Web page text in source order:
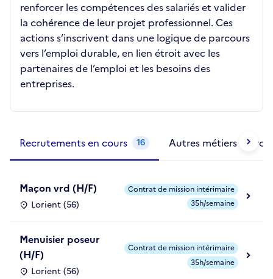
renforcer les compétences des salariés et valider
la cohérence de leur projet professionnel. Ces
actions s’inscrivent dans une logique de parcours
vers l’emploi durable, en lien étroit avec les
partenaires de l’emploi et les besoins des
entreprises.
Recrutements en cours 16 Autres métiers
Maçon vrd (H/F)
Lorient (56)
Contrat de mission intérimaire
35h/semaine
Menuisier poseur
(H/F)
Lorient (56)
Contrat de mission intérimaire
35h/semaine